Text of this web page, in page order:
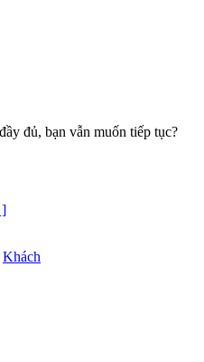
đủ, bạn vẫn muốn tiếp tục?
]
Khách